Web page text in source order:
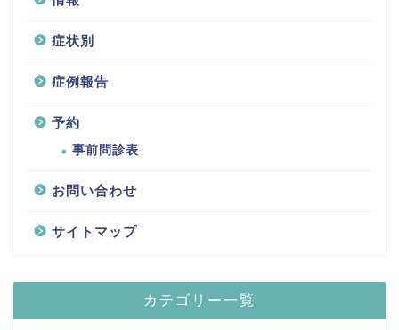
症状別
症例報告
予約
事前問診表
お問い合わせ
サイトマップ
カテゴリー一覧